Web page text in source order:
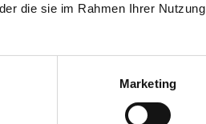
die sie im Rahmen Ihrer Nutzung
Marketing